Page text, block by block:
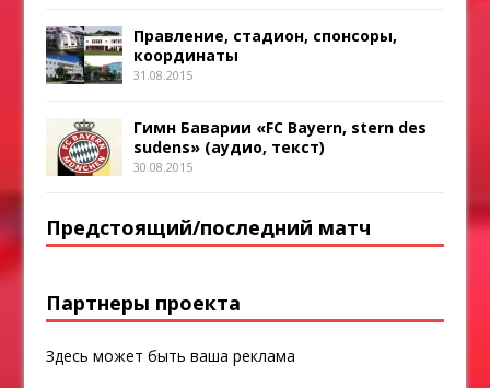
Правление, стадион, спонсоры,
координаты
31.08.2015
Гимн Баварии «FC Bayern, stern des
sudens» (аудио, текст)
30.08.2015
Предстоящий/последний матч
Партнеры проекта
Здесь может быть ваша реклама